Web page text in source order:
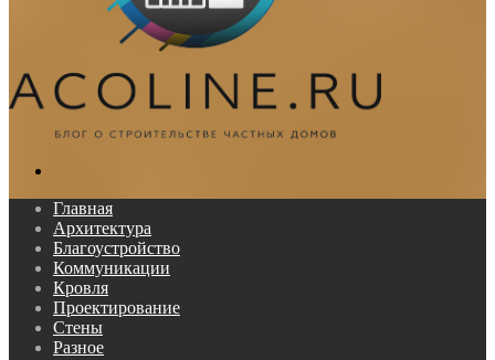
Главная
Архитектура
Благоустройство
Коммуникации
Кровля
Проектирование
Стены
Разное